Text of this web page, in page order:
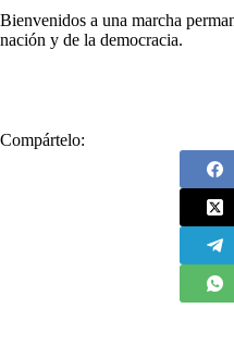
Bienvenidos a una marcha
nación y de la democracia.
Compártelo: